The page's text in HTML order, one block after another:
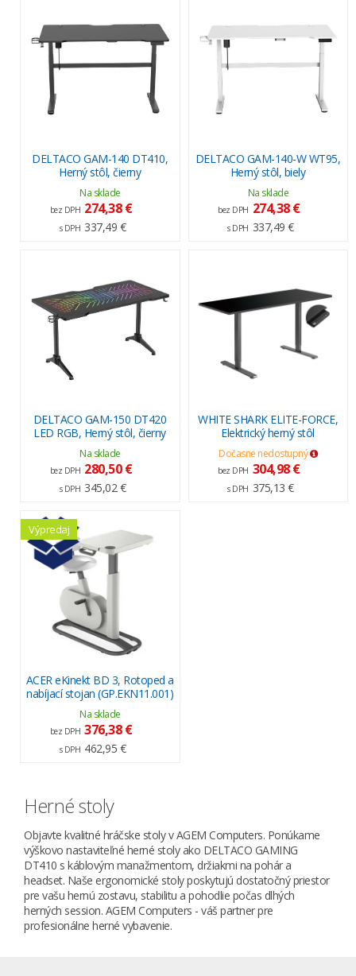
DELTACO GAM-140 DT410,
Herný stôl, čierny
Na sklade
bez DPH 274,38 €
s DPH 337,49 €
DELTACO GAM-140-W WT95,
Herný stôl, biely
Na sklade
bez DPH 274,38 €
s DPH 337,49 €
DELTACO GAM-150 DT420
LED RGB, Herný stôl, čierny
Na sklade
bez DPH 280,50 €
s DPH 345,02 €
WHITE SHARK ELITE-FORCE,
Elektrický herný stôl
Dočasne nedostupný
bez DPH 304,98 €
s DPH 375,13 €
Výpredaj
ACER eKinekt BD 3, Rotoped a
nabíjací stojan (GP.EKN11.001)
Na sklade
bez DPH 376,38 €
s DPH 462,95 €
Herné stoly
Objavte kvalitné hráčske stoly v AGEM Computers. Ponúkame
výškovo nastaviteľné herné stoly ako DELTACO GAMING
DT410 s káblovým manažmentom, držiakmi na pohár a
headset. Naše ergonomické stoly poskytujú dostatočný priestor
pre vašu hernú zostavu, stabilitu a pohodlie počas dlhých
herných session. AGEM Computers - váš partner pre
profesionálne herné vybavenie.